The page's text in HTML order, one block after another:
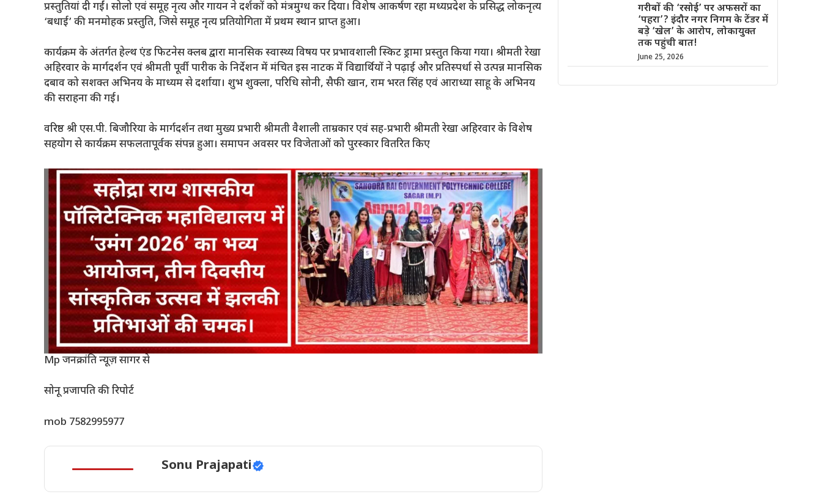
प्रस्तुतियां दी गईं। सोलो एवं समूह नृत्य और गायन ने दर्शकों को मंत्रमुग्ध कर दिया। विशेष आकर्षण रहा मध्यप्रदेश के प्रसिद्ध लोकनृत्य
‘बधाई’ की मनमोहक प्रस्तुति, जिसे समूह नृत्य प्रतियोगिता में प्रथम स्थान प्राप्त हुआ।
कार्यक्रम के अंतर्गत हेल्थ एंड फिटनेस क्लब द्वारा मानसिक स्वास्थ्य विषय पर प्रभावशाली स्किट ड्रामा प्रस्तुत किया गया। श्रीमती रेखा
अहिरवार के मार्गदर्शन एवं श्रीमती पूर्वी पारीक के निर्देशन में मंचित इस नाटक में विद्यार्थियों ने पढ़ाई और प्रतिस्पर्धा से उत्पन्न मानसिक
दबाव को सशक्त अभिनय के माध्यम से दर्शाया। शुभ शुक्ला, परिधि सोनी, सैफी खान, राम भरत सिंह एवं आराध्या साहू के अभिनय
की सराहना की गई।
वरिष्ठ श्री एस.पी. बिजौरिया के मार्गदर्शन तथा मुख्य प्रभारी श्रीमती वैशाली ताम्रकार एवं सह-प्रभारी श्रीमती रेखा अहिरवार के विशेष
सहयोग से कार्यक्रम सफलतापूर्वक संपन्न हुआ। समापन अवसर पर विजेताओं को पुरस्कार वितरित किए
Mp जनक्रांति न्यूज़ सागर से
सोनू प्रजापति की रिपोर्ट
mob 7582995977
Sonu Prajapati
गरीबों की ‘रसोई’ पर अफसरों का
‘पहरा’? इंदौर नगर निगम के टेंडर में
बड़े ‘खेल’ के आरोप, लोकायुक्त
तक पहुंची बात!
June 25, 2026